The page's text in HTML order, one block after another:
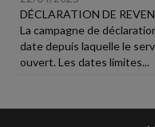
DÉCLARATION DE
La campagne de
date depuis laquelle le
ouvert. Les dates limites...